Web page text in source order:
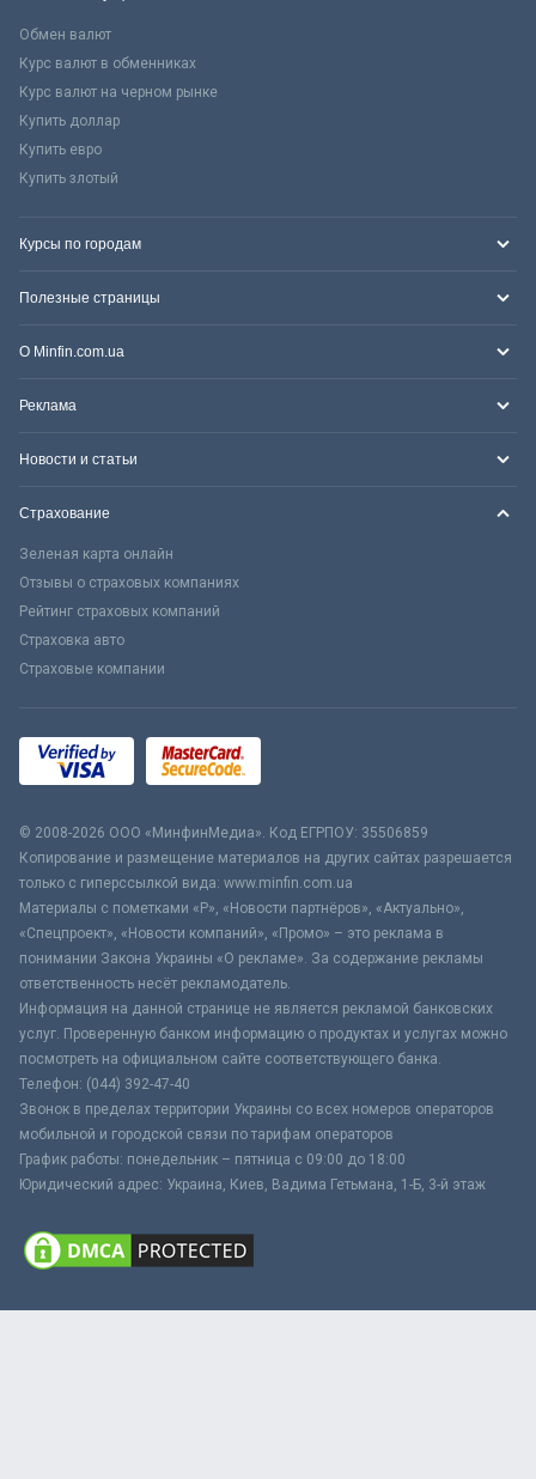
Обмен валют
Курс валют в обменниках
Курс валют на черном рынке
Купить доллар
Купить евро
Купить злотый
Курсы по городам
Полезные страницы
О Minfin.com.ua
Реклама
Новости и статьи
Страхование
Зеленая карта онлайн
Отзывы о страховых компаниях
Рейтинг страховых компаний
Страховка авто
Страховые компании
© 2008-2026 ООО «МинфинМедиа». Код ЕГРПОУ: 35506859
Копирование и размещение материалов на других сайтах разрешается
только с гиперссылкой вида: www.minfin.com.ua
Материалы с пометками «Р», «Новости партнёров», «Актуально»,
«Спецпроект», «Новости компаний», «Промо» – это реклама в
понимании Закона Украины «О рекламе». За содержание рекламы
ответственность несёт рекламодатель.
Информация на данной странице не является рекламой банковских
услуг. Проверенную банком информацию о продуктах и услугах можно
посмотреть на официальном сайте соответствующего банка.
Телефон: (044) 392-47-40
Звонок в пределах территории Украины со всех номеров операторов
мобильной и городской связи по тарифам операторов
График работы: понедельник – пятница с 09:00 до 18:00
Юридический адрес: Украина, Киев, Вадима Гетьмана, 1-Б, 3-й этаж